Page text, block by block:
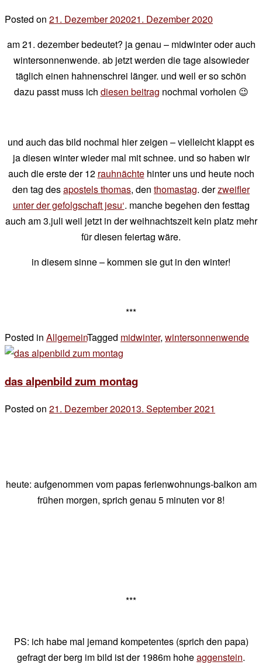
Posted on 21. Dezember 202021. Dezember 2020
chef
am 21. dezember bedeutet? ja genau – midwinter oder auch
wintersonnenwende. ab jetzt werden die tage alsowieder
täglich einen hahnenschrei länger. und weil er so schön
dazu passt muss ich diesen beitrag nochmal vorholen 😉
und auch das bild nochmal hier zeigen – vielleicht klappt es
ja diesen winter wieder mal mit schnee. und so haben wir
auch die erste der 12 rauhnächtehinter uns und heute noch
den tag desapostels thomas, den thomastag. derzweifler
unter der gefolgschaft jesu‘. manche begehen den festtag
auch am 3.juli weil jetzt in der weihnachtszeit kein platz mehr
für diesen feiertag wäre.
in diesem sinne – kommen sie gut in den winter!
***
Posted in AllgemeinTagged midwinter, wintersonnenwende
das alpenbild zum montag
Posted on 21. Dezember 202013. September 2021
heute: aufgenommen vom papas ferienwohnungs-balkon am
frühen morgen, sprich genau 5 minuten vor 8!
***
PS: ich habe mal jemand kompetentes (sprich den papa)
gefragt der berg im bild ist der 1986m hoheaggenstein.